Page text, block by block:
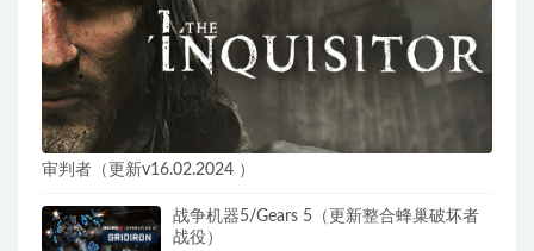
审判者（更新v16.02.2024 ）
战争机器5/Gears 5（更新整合蜂巢破坏者
战役）